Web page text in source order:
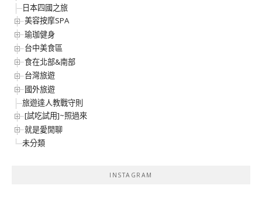
日本四國之旅
美容按摩SPA
瑜珈健身
台中美食區
食在北部&南部
台灣旅遊
國外旅遊
旅遊達人教戰守則
[試吃試用]~照過來
就是愛閒聊
未分類
INSTAGRAM